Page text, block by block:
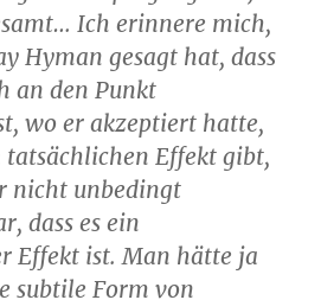
Ich erinnere mich,
Hyman gesagt hat, dass
an den Punkt
wo er akzeptiert hatte,
tatsächlichen Effekt gibt,
nicht unbedingt
dass es ein
Effekt ist. Man hätte ja
subtile Form von